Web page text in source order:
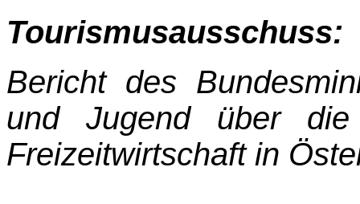
Tourismusausschuss:
Bericht des
und Jugend über
Freizeitwirtschaft in